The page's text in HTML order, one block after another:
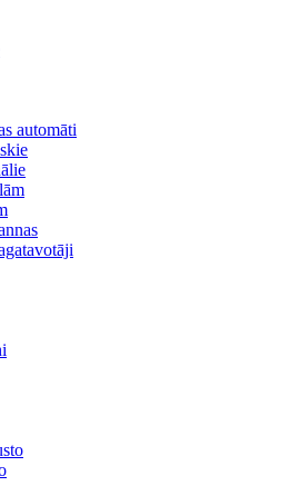
automāti